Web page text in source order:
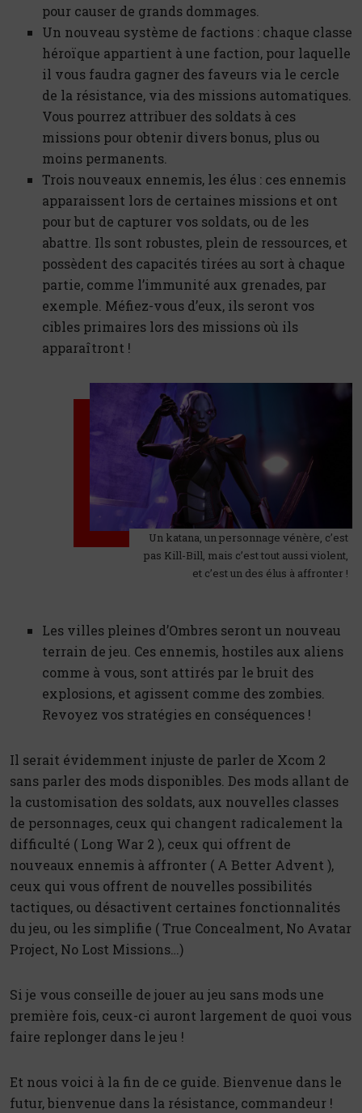
pour causer de grands dommages.
Un nouveau système de factions : chaque classe
héroïque appartient à une faction, pour laquelle
il vous faudra gagner des faveurs via le cercle
de la résistance, via des missions automatiques.
Vous pourrez attribuer des soldats à ces
missions pour obtenir divers bonus, plus ou
moins permanents.
Trois nouveaux ennemis, les élus : ces ennemis
apparaissent lors de certaines missions et ont
pour but de capturer vos soldats, ou de les
abattre. Ils sont robustes, plein de ressources, et
possèdent des capacités tirées au sort à chaque
partie, comme l’immunité aux grenades, par
exemple. Méfiez-vous d’eux, ils seront vos
cibles primaires lors des missions où ils
apparaîtront !
Un katana, un personnage vénère, c’est
pas Kill-Bill, mais c’est tout aussi violent,
et c’est un des élus à affronter !
Les villes pleines d’Ombres seront un nouveau
terrain de jeu. Ces ennemis, hostiles aux aliens
comme à vous, sont attirés par le bruit des
explosions, et agissent comme des zombies.
Revoyez vos stratégies en conséquences !
Il serait évidemment injuste de parler de Xcom 2
sans parler des mods disponibles. Des mods allant de
la customisation des soldats, aux nouvelles classes
de personnages, ceux qui changent radicalement la
difficulté ( Long War 2 ), ceux qui offrent de
nouveaux ennemis à affronter ( A Better Advent ),
ceux qui vous offrent de nouvelles possibilités
tactiques, ou désactivent certaines fonctionnalités
du jeu, ou les simplifie ( True Concealment, No Avatar
Project, No Lost Missions…)
Si je vous conseille de jouer au jeu sans mods une
première fois, ceux-ci auront largement de quoi vous
faire replonger dans le jeu !
Et nous voici à la fin de ce guide. Bienvenue dans le
futur, bienvenue dans la résistance, commandeur !